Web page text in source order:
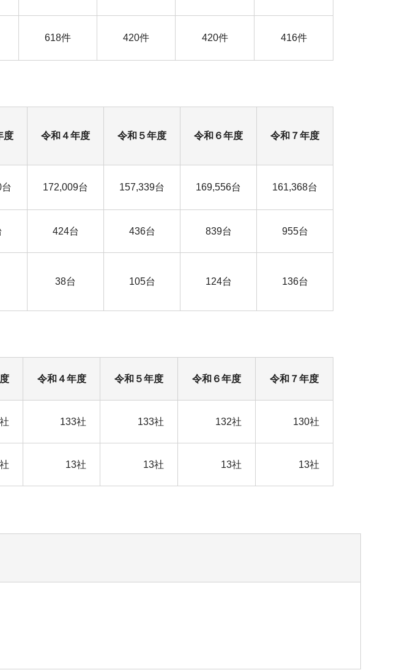
618件 420件 420件 416件
度 令和４年度 令和５年度 令和６年度 令和７年度
172,009台 157,339台 169,556台 161,368台
424台 436台 839台 955台
38台 105台 124台 136台
令和４年度 令和５年度 令和６年度 令和７年度
133社 133社 132社 130社
13社 13社 13社 13社